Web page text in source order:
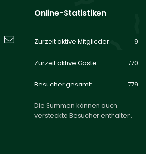
WhatsApp
E-Mail
Online-Statistiken
Zurzeit aktive Mitglieder 9
Zurzeit aktive Gäste 770
Besucher gesamt 779
Die Summen können auch
versteckte Besucher enthalten.